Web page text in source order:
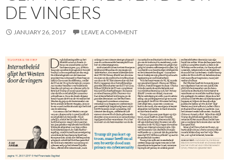
DE VINGERS
JANUARY 26, 2017 LEAVE A COMMENT